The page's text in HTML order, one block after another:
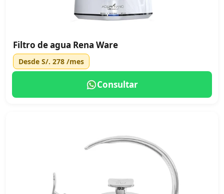
Filtro de agua Rena Ware
Desde S/. 278 /mes
Consultar